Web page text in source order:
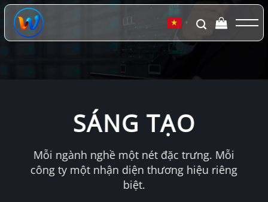
Chuyển
đến
dung
▼
SÁNG TẠO
Mỗi ngành nghề một nét đặc trưng. Mỗi
công ty một nhận diện thương hiệu riêng
biệt.